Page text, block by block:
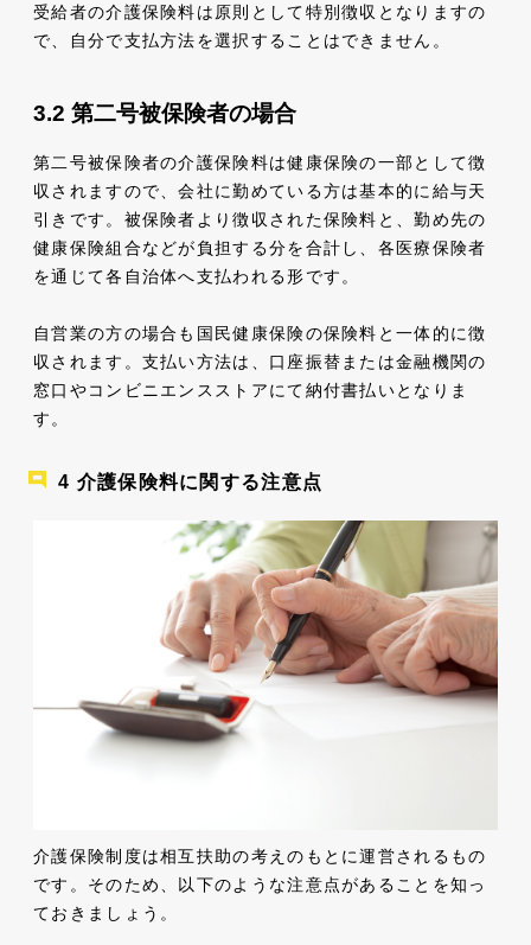
受給者の介護保険料は原則として特別徴収となりますの
で、自分で支払方法を選択することはできません。
第二号被保険者の場合
第二号被保険者の介護保険料は健康保険の一部として徴
収されますので、会社に勤めている方は基本的に給与天
引きです。被保険者より徴収された保険料と、勤め先の
健康保険組合などが負担する分を合計し、各医療保険者
を通じて各自治体へ支払われる形です。
自営業の方の場合も国民健康保険の保険料と一体的に徴
収されます。支払い方法は、口座振替または金融機関の
窓口やコンビニエンスストアにて納付書払いとなりま
す。
介護保険料に関する注意点
介護保険制度は相互扶助の考えのもとに運営されるもの
です。そのため、以下のような注意点があることを知っ
ておきましょう。